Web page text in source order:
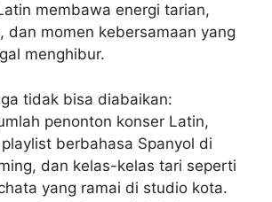
membawa energi tarian,
dan momen kebersamaan yang
menghibur.
tidak bisa diabaikan:
penonton konser Latin,
berbahasa Spanyol di
dan kelas-kelas tari seperti
yang ramai di studio kota.